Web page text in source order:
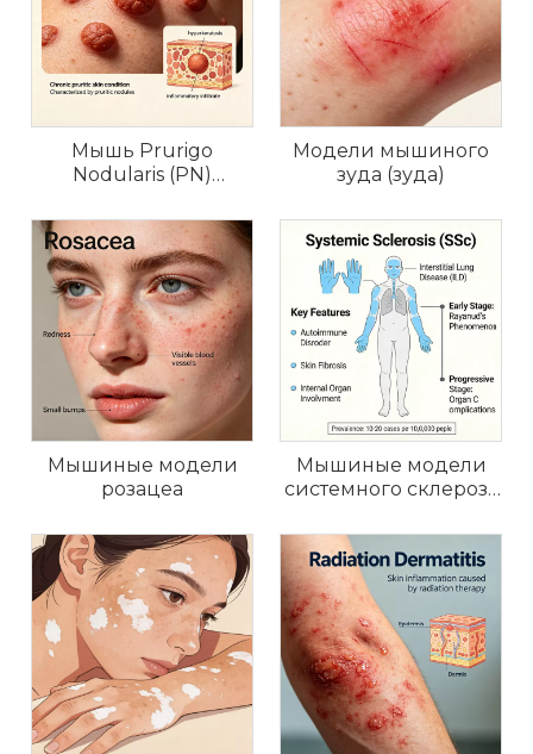
Мышь Prurigo
Nodularis (PN)
Модели мышиного
зуда (зуда)
Мышиные модели
розацеа
Мышиные модели
системного склероза